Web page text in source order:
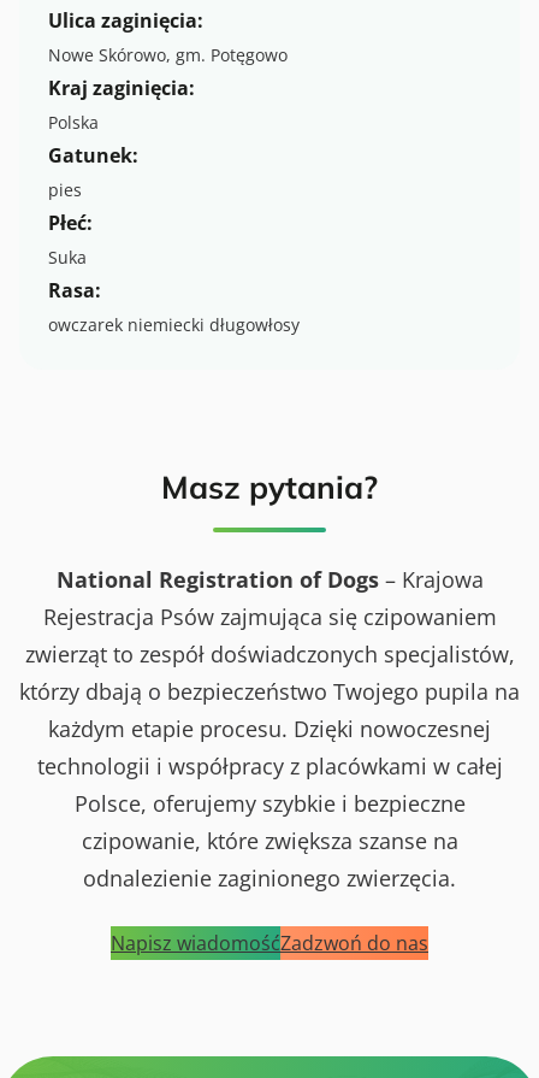
Ulica zaginięcia:
Nowe Skórowo, gm. Potęgowo
Kraj zaginięcia:
Polska
Gatunek:
pies
Płeć:
Suka
Rasa:
owczarek niemiecki długowłosy
Masz pytania?
National Registration of Dogs– Krajowa
Rejestracja Psów zajmująca się czipowaniem
zwierząt to zespół doświadczonych specjalistów,
którzy dbają o bezpieczeństwo Twojego pupila na
każdym etapie procesu. Dzięki nowoczesnej
technologii i współpracy z placówkami w całej
Polsce, oferujemy szybkie i bezpieczne
czipowanie, które zwiększa szanse na
odnalezienie zaginionego zwierzęcia.
Napisz wiadomośćZadzwoń do nas